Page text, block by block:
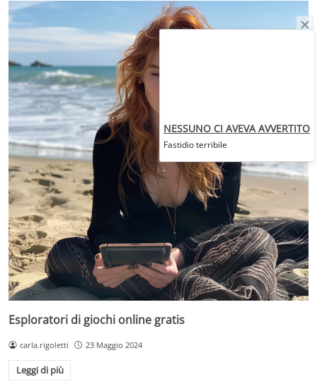
Esploratori di giochi online gratis
carla.rigoletti 23 Maggio 2024
Leggi di più
NESSUNO CI AVEVA AVVERTITO
Fastidio terribile